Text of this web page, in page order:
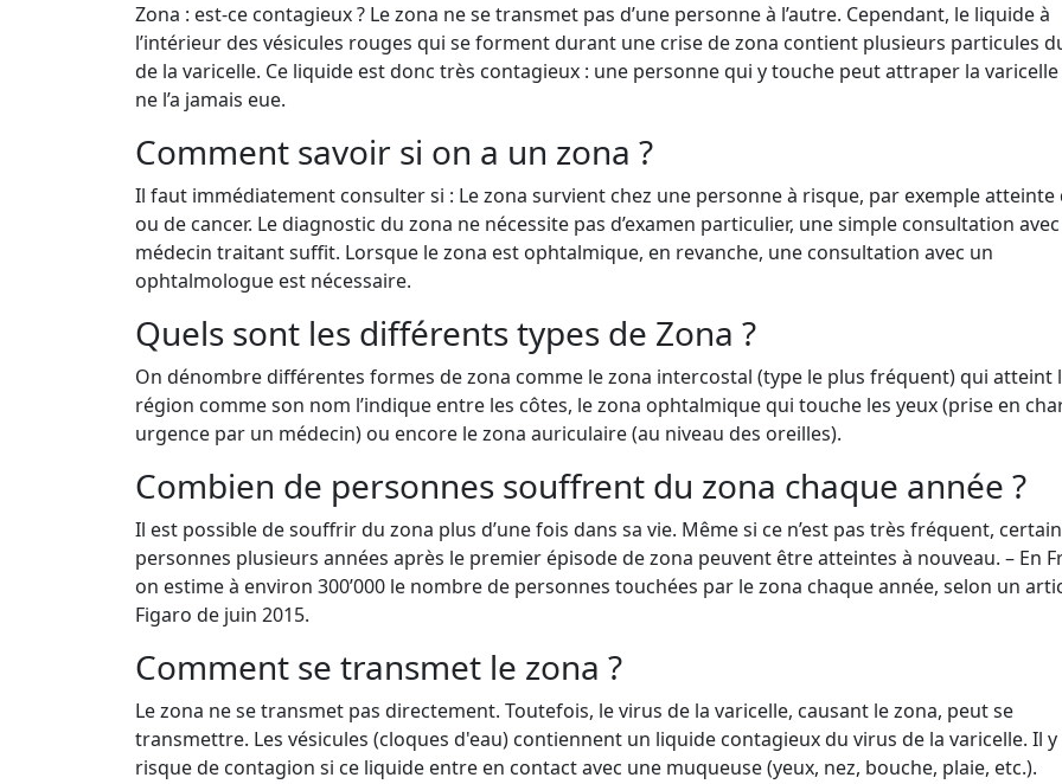
Zona : est-ce contagieux ? Le zona ne se transmet pas d’une personne à l’autre. Cependant, le liquide à
l’intérieur des vésicules rouges qui se forment durant une crise de zona contient plusieurs particules
de la varicelle. Ce liquide est donc très contagieux : une personne qui y touche peut attraper la varicelle
ne l’a jamais eue.
Comment savoir si on a un zona ?
Il faut immédiatement consulter si : Le zona survient chez une personne à risque, par exemple atteinte
ou de cancer. Le diagnostic du zona ne nécessite pas d’examen particulier, une simple consultation
médecin traitant suffit. Lorsque le zona est ophtalmique, en revanche, une consultation avec un
ophtalmologue est nécessaire.
Quels sont les différents types de Zona ?
On dénombre différentes formes de zona comme le zona intercostal (type le plus fréquent) qui atteint
région comme son nom l’indique entre les côtes, le zona ophtalmique qui touche les yeux (prise en
urgence par un médecin) ou encore le zona auriculaire (au niveau des oreilles).
Combien de personnes souffrent du zona chaque année ?
Il est possible de souffrir du zona plus d’une fois dans sa vie. Même si ce n’est pas très fréquent,
personnes plusieurs années après le premier épisode de zona peuvent être atteintes à nouveau. – En
on estime à environ 300’000 le nombre de personnes touchées par le zona chaque année, selon un
Figaro de juin 2015.
Comment se transmet le zona ?
Le zona ne se transmet pas directement. Toutefois, le virus de la varicelle, causant le zona, peut se
transmettre. Les vésicules (cloques d'eau) contiennent un liquide contagieux du virus de la varicelle. Il y
risque de contagion si ce liquide entre en contact avec une muqueuse (yeux, nez, bouche, plaie, etc.).